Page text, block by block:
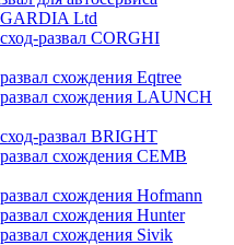
Ltd
развал CORGHI
схождения Eqtree
схождения LAUNCH
развал BRIGHT
схождения CEMB
схождения Hofmann
схождения Hunter
схождения Sivik